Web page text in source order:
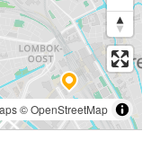
©OpenStreetMap